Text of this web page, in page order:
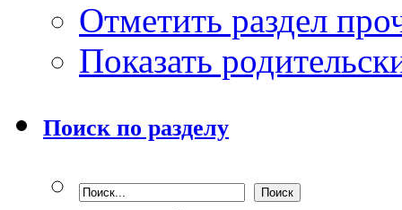
Отметить раздел
Показать
Поиск по разделу